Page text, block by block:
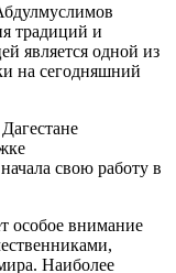
традиций и
является одной из
на сегодняшний
свою работу в
особое внимание
Наиболее